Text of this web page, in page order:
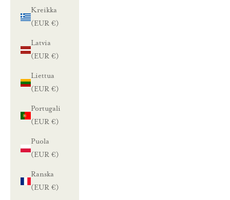
Kreikka
(EUR €)
Latvia
(EUR €)
Liettua
(EUR €)
Portugali
(EUR €)
Puola
(EUR €)
Ranska
(EUR €)